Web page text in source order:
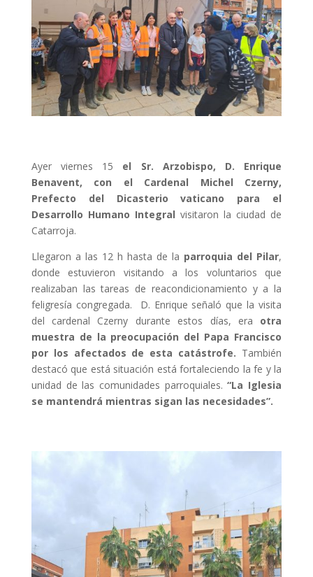
Ayer viernes 15 el Sr. Arzobispo, D. Enrique
Benavent, con el Cardenal Michel Czerny,
Prefecto del Dicasterio vaticano para el
Desarrollo Humano Integral visitaron la ciudad de
Catarroja.
Llegaron a las 12 h hasta de la parroquia del Pilar,
donde estuvieron visitando a los voluntarios que
realizaban las tareas de reacondicionamiento y a la
feligresía congregada.
D. Enrique señaló que la visita
del cardenal Czerny durante estos días, era otra
muestra de la preocupación del Papa Francisco
por los afectados de esta catástrofe. También
destacó que está situación está fortaleciendo la fe y la
unidad de las comunidades parroquiales.“La Iglesia
se mantendrá mientras sigan las necesidades”.